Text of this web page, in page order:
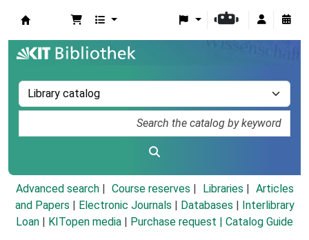
Advanced search Course reserves Libraries
Articles
and Papers
Electronic Journals Databases
Interlibrary
Loan
KITopen media Purchase request | Catalog Guide